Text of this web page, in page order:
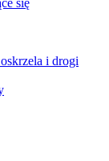
się
i drogi